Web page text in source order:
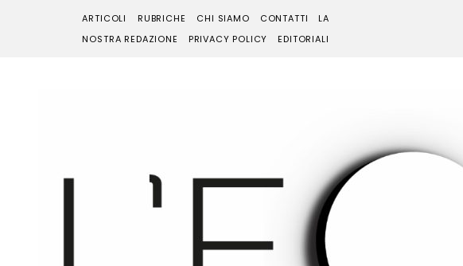
ARTICOLI RUBRICHE CHI SIAMO CONTATTI
LA
NOSTRA REDAZIONE
PRIVACY POLICY EDITORIALI